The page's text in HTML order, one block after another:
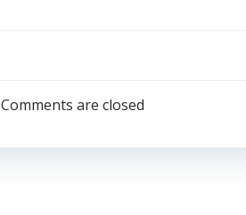
Comments are closed